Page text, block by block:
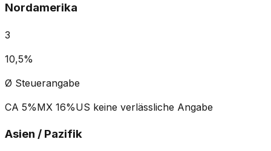
Nordamerika
3
10,5%
Ø Steuerangabe
CA 5%MX 16%US keine verlässliche Angabe
Asien / Pazifik